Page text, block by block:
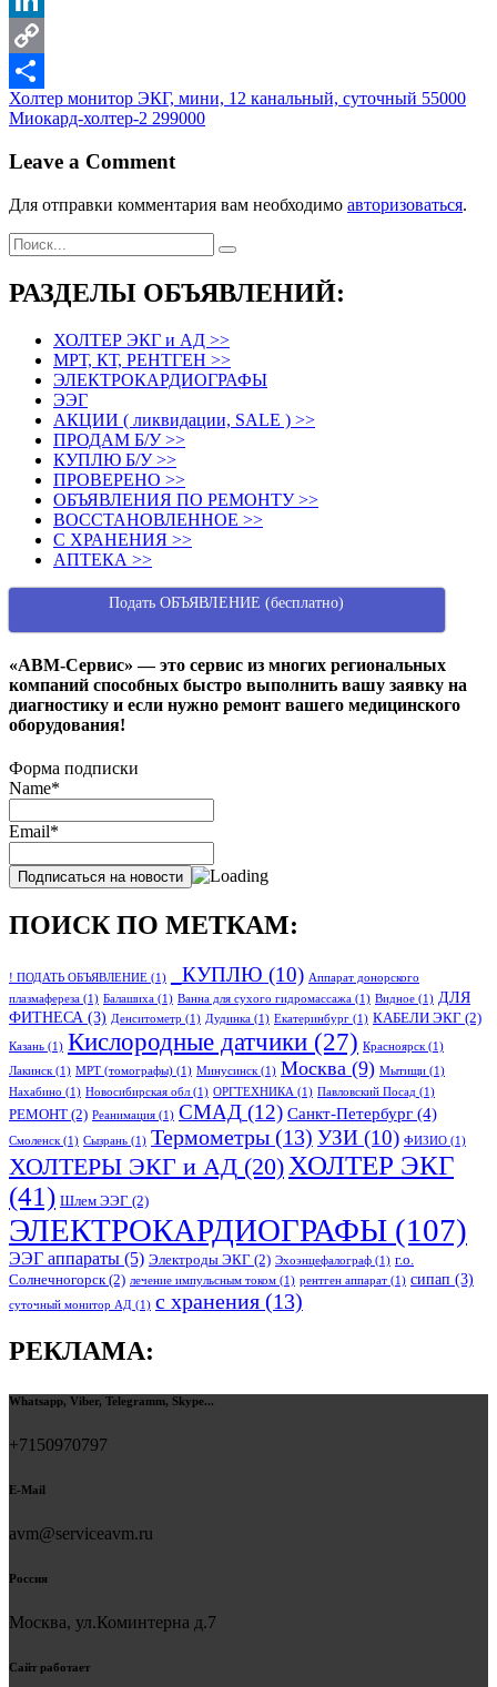
LinkedIn
Copy
Link
Отправить
Навигация
по
записям
Холтер монитор ЭКГ, мини, 12 канальный, суточный 55000
Миокард-холтер-2 299000
Leave a Comment
Для отправки комментария вам необходимо авторизоваться.
РАЗДЕЛЫ ОБЪЯВЛЕНИЙ:
ХОЛТЕР ЭКГ и АД >>
МРТ, КТ, РЕНТГЕН >>
ЭЛЕКТРОКАРДИОГРАФЫ
ЭЭГ
АКЦИИ ( ликвидации, SALE ) >>
ПРОДАМ Б/У >>
КУПЛЮ Б/У >>
ПРОВЕРЕНО >>
ОБЪЯВЛЕНИЯ ПО РЕМОНТУ >>
ВОССТАНОВЛЕННОЕ >>
С ХРАНЕНИЯ >>
АПТЕКА >>
Подать ОБЪЯВЛЕНИЕ (бесплатно)
«АВМ-Сервис» — это сервис из многих региональных
компаний способных быстро выполнить вашу заявку на
диагностику и если нужно ремонт вашего медицинского
оборудования!
Форма подписки
Name*
Email*
ПОИСК ПО МЕТКАМ:
! ПОДАТЬ ОБЪЯВЛЕНИЕ (1) _КУПЛЮ (10) Аппарат донорского
плазмафереза (1) Балашиха (1) Ванна для сухого гидромассажа (1) Видное (1) ДЛЯ
ФИТНЕСА (3) Денситометр (1) Дудинка (1) Екатеринбург (1) КАБЕЛИ ЭКГ (2)
Казань (1) Кислородные датчики (27) Красноярск (1)
Лакинск (1) МРТ (томографы) (1) Минусинск (1) Москва (9) Мытищи (1)
Нахабино (1) Новосибирская обл (1) ОРГТЕХНИКА (1) Павловский Посад (1)
РЕМОНТ (2) Реанимация (1) СМАД (12) Санкт-Петербург (4)
Смоленск (1) Сызрань (1) Термометры (13) УЗИ (10) ФИЗИО (1)
ХОЛТЕРЫ ЭКГ и АД (20) ХОЛТЕР ЭКГ
(41) Шлем ЭЭГ (2)
ЭЛЕКТРОКАРДИОГРАФЫ (107)
ЭЭГ аппараты (5) Электроды ЭКГ (2) Эхоэнцефалограф (1) г.о.
Солнечногорск(2) лечение импульсным током (1) рентген аппарат (1) сипап (3)
суточный монитор АД (1) с хранения (13)
РЕКЛАМА:
Whatsapp, Viber, Telegramm, Skype...
+7150970797
E-Mail
avm@serviceavm.ru
Россия
Москва, ул.Коминтерна д.7
Сайт работает